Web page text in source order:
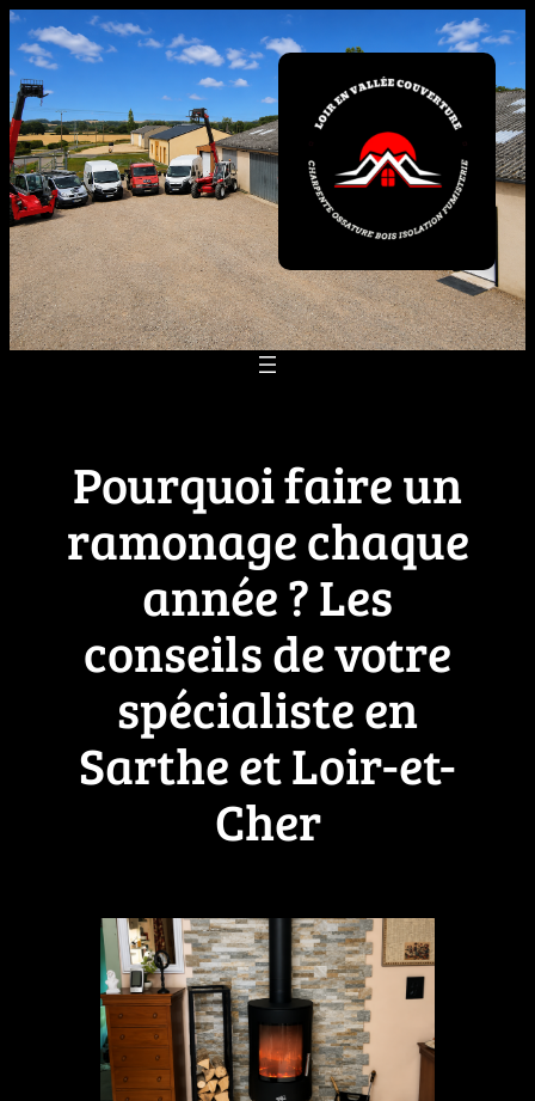
Aller
au
contenu
Pourquoi faire un
ramonage chaque
année ? Les
conseils de votre
spécialiste en
Sarthe et Loir-et-
Cher